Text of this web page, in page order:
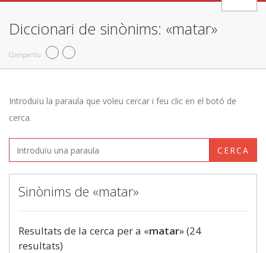
Diccionari de sinònims: «matar»
Compartiu
Introduïu la paraula que voleu cercar i feu clic en el botó de
cerca.
CERCA
Sinònims de «matar»
Resultats de la cerca per a «matar» (24
resultats)